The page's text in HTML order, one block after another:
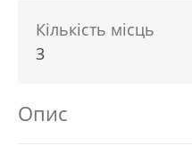
Кількість місць
3
Опис